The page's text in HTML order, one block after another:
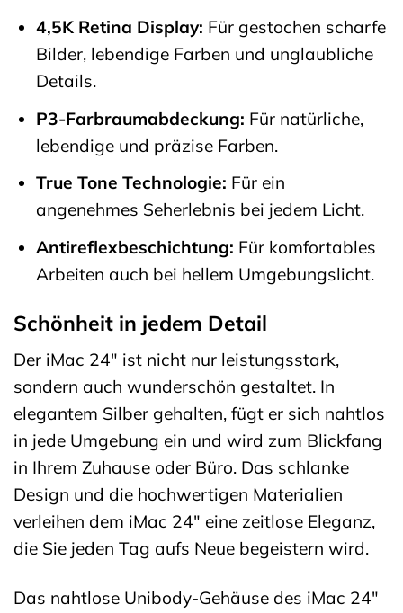
4,5K Retina Display: Für gestochen scharfe
Bilder, lebendige Farben und unglaubliche
Details.
P3-Farbraumabdeckung: Für natürliche,
lebendige und präzise Farben.
True Tone Technologie: Für ein
angenehmes Seherlebnis bei jedem Licht.
Antireflexbeschichtung: Für komfortables
Arbeiten auch bei hellem Umgebungslicht.
Schönheit in jedem Detail
Der iMac 24″ ist nicht nur leistungsstark,
sondern auch wunderschön gestaltet. In
elegantem Silber gehalten, fügt er sich nahtlos
in jede Umgebung ein und wird zum Blickfang
in Ihrem Zuhause oder Büro. Das schlanke
Design und die hochwertigen Materialien
verleihen dem iMac 24″ eine zeitlose Eleganz,
die Sie jeden Tag aufs Neue begeistern wird.
Das nahtlose Unibody-Gehäuse des iMac 24″